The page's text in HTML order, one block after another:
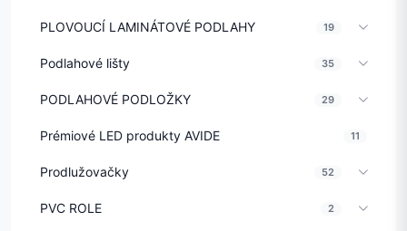
PLOVOUCÍ LAMINÁTOVÉ PODLAHY 19
Podlahové lišty 35
PODLAHOVÉ PODLOŽKY 29
Prémiové LED produkty AVIDE 11
Prodlužovačky 52
PVC ROLE 2